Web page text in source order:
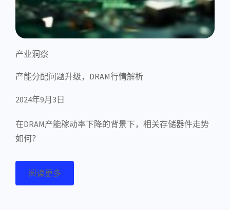
产业洞察
产能分配问题升级，DRAM行情解析
2024年9月3日
在DRAM产能稼动率下降的背景下，相关存储器件走势
如何？
阅读更多